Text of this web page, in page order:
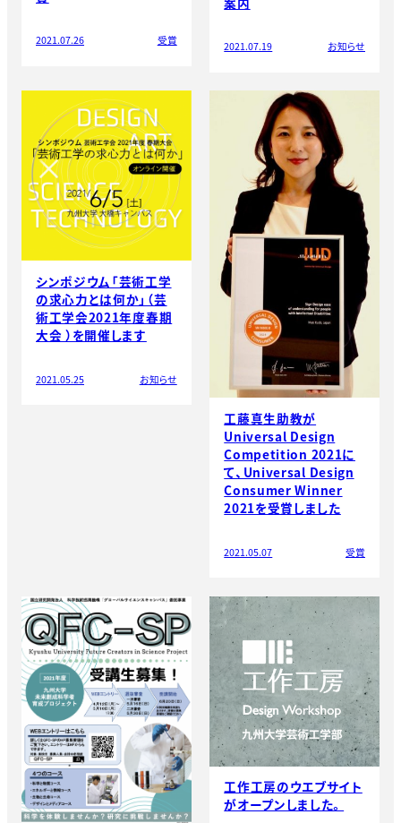
2021.07.26 受賞 2021.07.19 お知らせ
シンポジウム「芸術工学
の求心力とは何か」（芸
術工学会2021年度春期
大会 ）を開催します
2021.05.25 お知らせ
工藤真生助教が
Universal Design
Competition 2021に
て、Universal Design
Consumer Winner
2021を受賞しました
2021.05.07 受賞
工作工房のウエブサイト
がオープンしました。